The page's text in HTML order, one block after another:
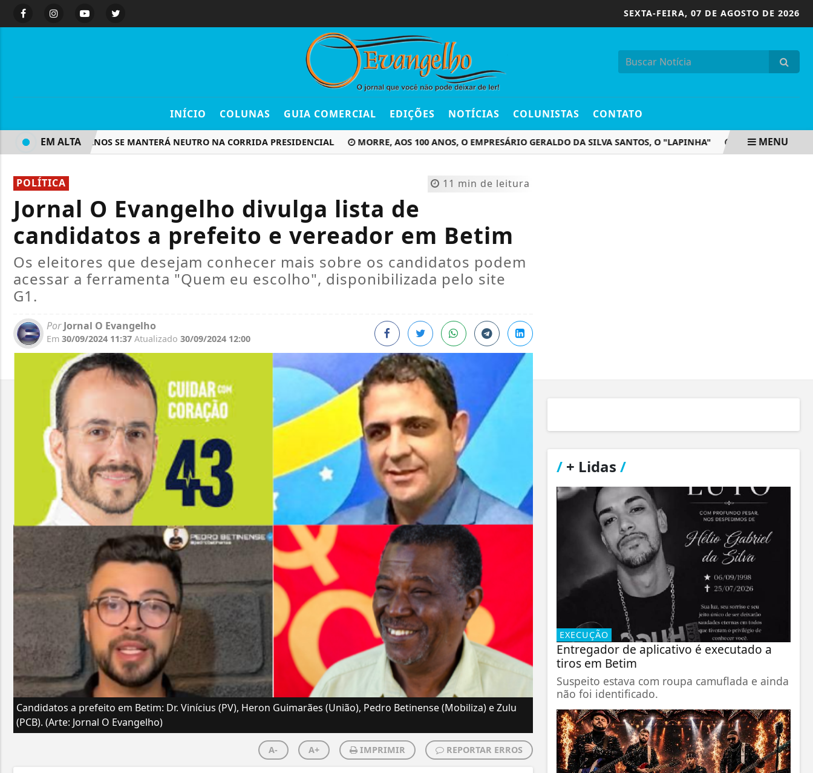
SEXTA-FEIRA, 07 DE AGOSTO DE 2026
INÍCIO COLUNAS GUIA COMERCIAL EDIÇÕES NOTÍCIAS COLUNISTAS CONTATO
REPUBLICANOS SE MANTERÁ NEUTRO NA CORRIDA PRESIDENCIAL MORRE, AOS 100 ANOS, O EMPRESÁRIO GERALDO DA SILVA SANTOS, O "LAPINHA" VEM AÍ O MUTIRÃO
EM ALTA MENU
11 min de leitura
POLÍTICA
Jornal O Evangelho divulga lista de
candidatos a prefeito e vereador em Betim
Os eleitores que desejam conhecer mais sobre os candidatos podem
acessar a ferramenta "Quem eu escolho", disponibilizada pelo site
G1.
PorJornal O Evangelho
Em 30/09/2024 11:37 Atualizado 30/09/2024 12:00
Candidatos a prefeito em Betim: Dr. Vinícius (PV), Heron Guimarães (União), Pedro Betinense (Mobiliza) e Zulu
(PCB). (Arte: Jornal O Evangelho)
A- A+ IMPRIMIR REPORTAR ERROS
/+ Lidas /
EXECUÇÃO
Entregador de aplicativo é executado a
tiros em Betim
Suspeito estava com roupa camuflada e ainda
não foi identificado.